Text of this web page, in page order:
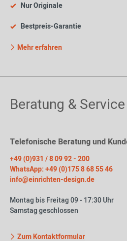
Nur Originale
Bestpreis-Garantie
Mehr erfahren
Beratung & Service
Telefonische Beratung und
+49 (0)931 / 8 09 92 - 200
WhatsApp: +49 (0)175 8 68 55 46
info@einrichten-design.de
Montag bis Freitag 09 - 17:30 Uhr
Samstag geschlossen
Zum Kontaktformular